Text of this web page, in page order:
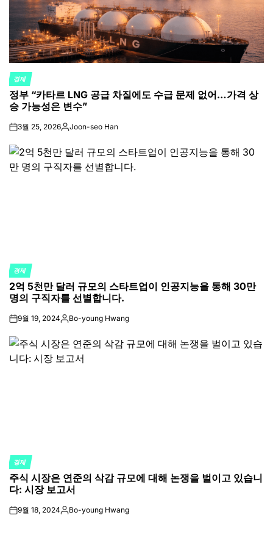
POSTED
IN
경제
정부 “카타르 LNG 공급 차질에도 수급 문제 없어…가격 상
승 가능성은 변수”
on3월 25, 2026Posted
Joon-seo Han
POSTED
IN
경제
2억 5천만 달러 규모의 스타트업이 인공지능을 통해 30만
명의 구직자를 선별합니다.
on9월 19, 2024Posted
Bo-young Hwang
POSTED
IN
경제
주식 시장은 연준의 삭감 규모에 대해 논쟁을 벌이고 있습니
다: 시장 보고서
on9월 18, 2024Posted
Bo-young Hwang